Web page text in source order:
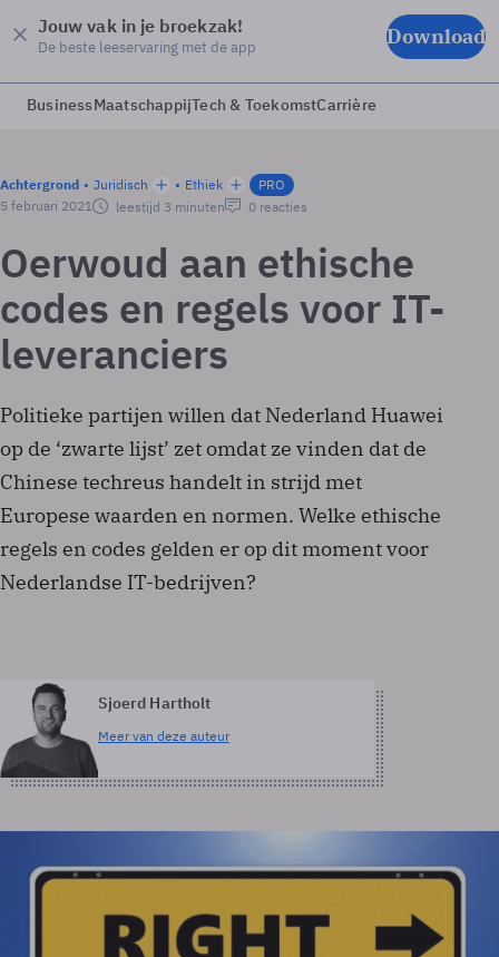
Jouw vak in je broekzak!
De beste leeservaring met de app Download
BusinessMaatschappijTech & ToekomstCarrière
Achtergrond Juridisch Ethiek
PRO
5 februari 2021
leestijd 3 minuten 0 reacties
Oerwoud aan ethische
codes en regels voor IT-
leveranciers
Politieke partijen willen dat Nederland Huawei
op de ‘zwarte lijst’ zet omdat ze vinden dat de
Chinese techreus handelt in strijd met
Europese waarden en normen. Welke ethische
regels en codes gelden er op dit moment voor
Nederlandse IT-bedrijven?
Sjoerd Hartholt
Meer van deze auteur